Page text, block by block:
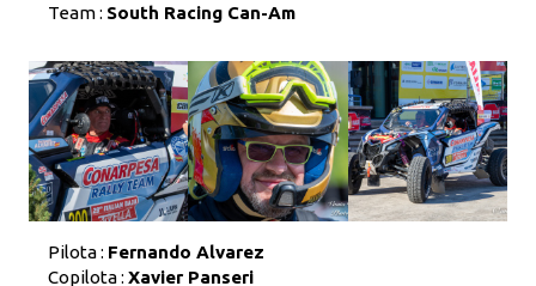
Team : South Racing Can-Am
Pilota : Fernando Alvarez
Copilota : Xavier Panseri